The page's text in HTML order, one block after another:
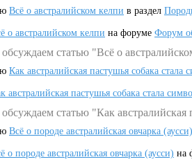
Всё о австралийском келпи в раздел
о австралийском келпи на форуме Форум
статью "Всё о
Как австралийская пастушья собака
австралийская пастушья собака стала
статью "Как
Всё о породе австралийская овчарка (аусси)
о породе австралийская овчарка (аусси) на